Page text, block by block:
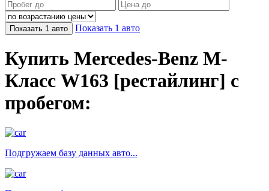
Показать 1 авто Показать 1 авто
Купить Mercedes-Benz M-
Класс W163 [рестайлинг] с
пробегом:
Подгружаем базу данных авто...